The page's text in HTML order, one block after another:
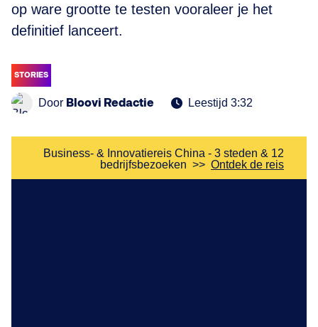
op ware grootte te testen vooraleer je het
definitief lanceert.
STORIES
Door Bloovi Redactie Leestijd 3:32
Business- & Innovatiereis China - 3 steden & 12
bedrijfsbezoeken >> Ontdek de reis